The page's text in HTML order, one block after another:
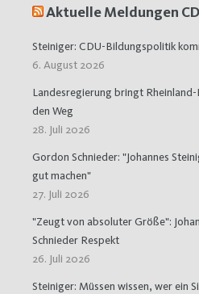
Aktuelle Meldungen
Steiniger: CDU-Bildungspolitik
6. August 2026
Landesregierung bringt
den Weg
28. Juli 2026
Gordon Schnieder: "Johannes
gut machen"
27. Juli 2026
"Zeugt von absoluter Größe":
Schnieder Respekt
26. Juli 2026
Steiniger: Müssen wissen, wer ein